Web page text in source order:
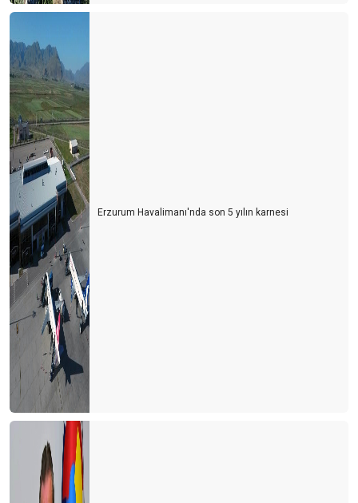
Erzurum Havalimanı'nda son 5 yılın karnesi